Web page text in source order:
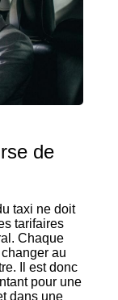
de
taxi ne doit
tarifaires
Chaque
au
Il est donc
pour une
dans une